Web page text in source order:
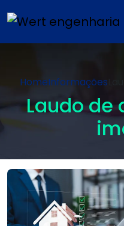
HomeInformações
Laudo de